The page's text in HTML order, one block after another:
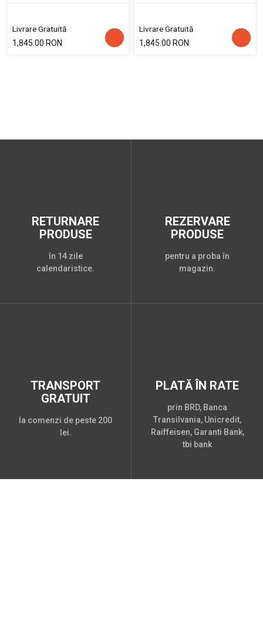
Livrare Gratuită
1,845.00 RON
Livrare Gratuită
1,845.00 RON
RETURNARE
PRODUSE
în 14 zile
calendaristice.
REZERVARE
PRODUSE
pentru a proba în
magazin.
TRANSPORT
GRATUIT
la comenzi de peste 200
lei.
PLATĂ ÎN RATE
prin BRD, Banca
Transilvania, Unicredit,
Raiffeisen, Garanti Bank,
tbi bank